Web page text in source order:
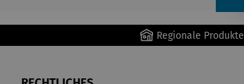
Regionale Produkte